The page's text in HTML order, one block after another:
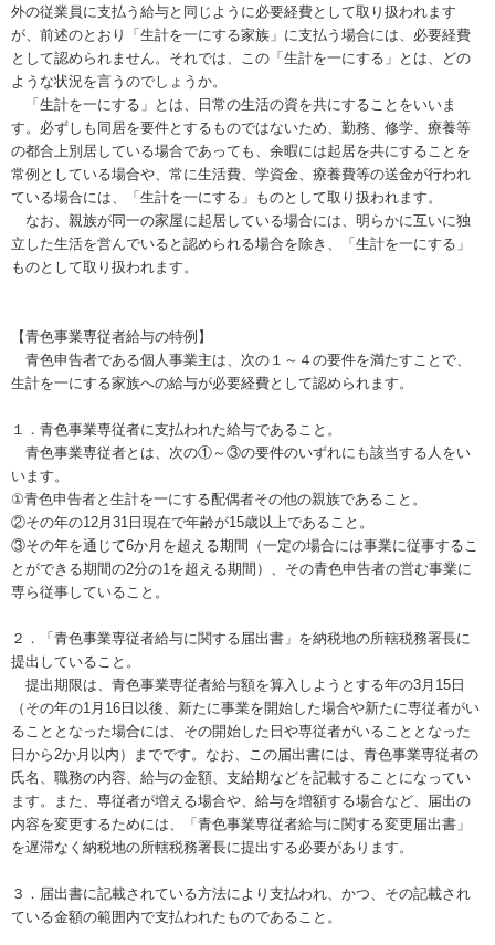
外の従業員に支払う給与と同じように必要経費として取り扱われます
が、前述のとおり「生計を一にする家族」に支払う場合には、必要経費
として認められません。それでは、この「生計を一にする」とは、どの
ような状況を言うのでしょうか。
「生計を一にする」とは、日常の生活の資を共にすることをいいま
す。必ずしも同居を要件とするものではないため、勤務、修学、療養等
の都合上別居している場合であっても、余暇には起居を共にすることを
常例としている場合や、常に生活費、学資金、療養費等の送金が行われ
ている場合には、「生計を一にする」ものとして取り扱われます。
なお、親族が同一の家屋に起居している場合には、明らかに互いに独
立した生活を営んでいると認められる場合を除き、「生計を一にする」
ものとして取り扱われます。
【青色事業専従者給与の特例】
青色申告者である個人事業主は、次の１～４の要件を満たすことで、
生計を一にする家族への給与が必要経費として認められます。
１．青色事業専従者に支払われた給与であること。
青色事業専従者とは、次の①～③の要件のいずれにも該当する人をい
います。
①青色申告者と生計を一にする配偶者その他の親族であること。
②その年の12月31日現在で年齢が15歳以上であること。
③その年を通じて6か月を超える期間（一定の場合には事業に従事するこ
とができる期間の2分の1を超える期間）、その青色申告者の営む事業に
専ら従事していること。
２．「青色事業専従者給与に関する届出書」を納税地の所轄税務署長に
提出していること。
提出期限は、青色事業専従者給与額を算入しようとする年の3月15日
（その年の1月16日以後、新たに事業を開始した場合や新たに専従者がい
ることとなった場合には、その開始した日や専従者がいることとなった
日から2か月以内）までです。なお、この届出書には、青色事業専従者の
氏名、職務の内容、給与の金額、支給期などを記載することになってい
ます。また、専従者が増える場合や、給与を増額する場合など、届出の
内容を変更するためには、「青色事業専従者給与に関する変更届出書」
を遅滞なく納税地の所轄税務署長に提出する必要があります。
３．届出書に記載されている方法により支払われ、かつ、その記載され
ている金額の範囲内で支払われたものであること。